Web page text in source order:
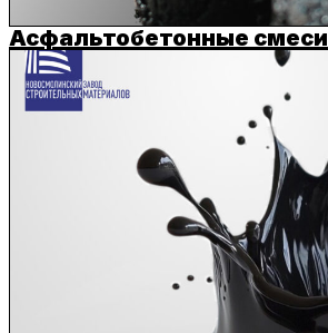
Асфальтобетонные смеси